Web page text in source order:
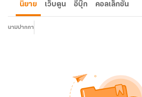
นิยาย เว็บตูน อีบุ๊ก คอลเล็กชัน
นามปากกา